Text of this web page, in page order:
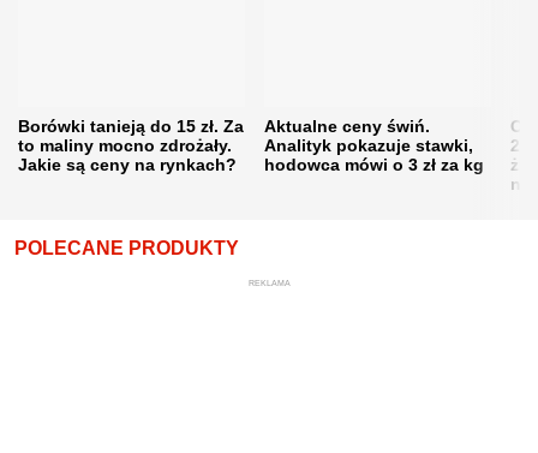
Borówki tanieją do 15 zł. Za
to maliny mocno zdrożały.
Jakie są ceny na rynkach?
Aktualne ceny świń.
Analityk pokazuje stawki,
hodowca mówi o 3 zł za kg
POLECANE PRODUKTY
REKLAMA